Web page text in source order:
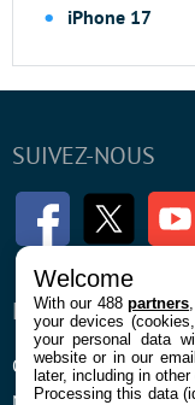
iPhone 17
SUIVEZ-NOUS
FacebookTwitter
ENTREPRISE
Qui sommes nous
Welcome
With our 488partners
your devices
your personal data
website or in our
later, including in other
Processing this data